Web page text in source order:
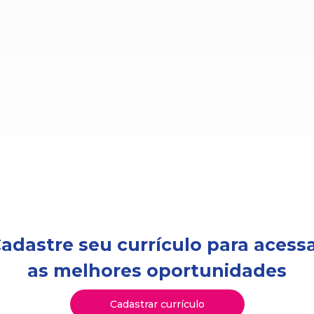
seu currículo para
as melhores oportunidades
Cadastrar currículo